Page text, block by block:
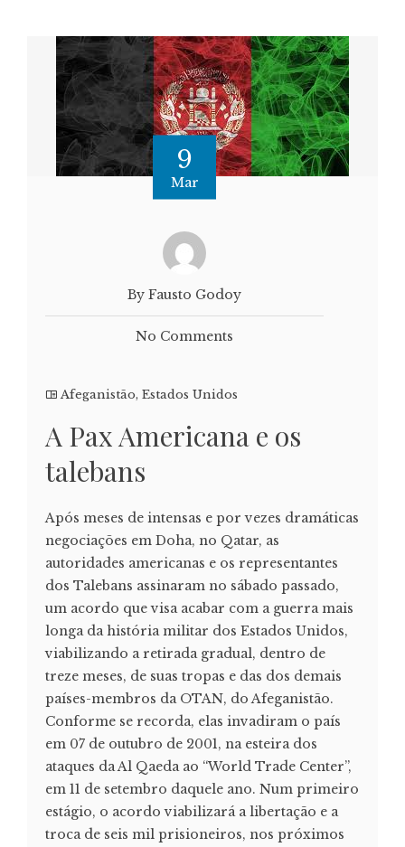
9
Mar
By Fausto Godoy
No Comments
Afeganistão, Estados Unidos
A Pax Americana e os
talebans
Após meses de intensas e por vezes dramáticas
negociações em Doha, no Qatar, as
autoridades americanas e os representantes
dos Talebans assinaram no sábado passado,
um acordo que visa acabar com a guerra mais
longa da história militar dos Estados Unidos,
viabilizando a retirada gradual, dentro de
treze meses, de suas tropas e das dos demais
países-membros da OTAN, do Afeganistão.
Conforme se recorda, elas invadiram o país
em 07 de outubro de 2001, na esteira dos
ataques da Al Qaeda ao “World Trade Center”,
em 11 de setembro daquele ano. Num primeiro
estágio, o acordo viabilizará a libertação e a
troca de seis mil prisioneiros, nos próximos